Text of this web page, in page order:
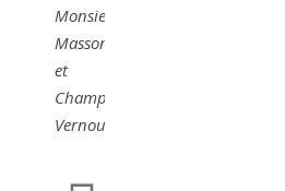
Monsieur
Masson
et
Champion
Vernouillet